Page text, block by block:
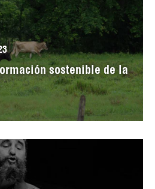
sostenible de la